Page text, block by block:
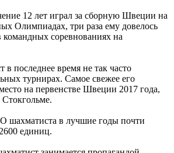
12 лет играл за сборную Швеции на
Олимпиадах, три раза ему довелось
командных соревнованиях на
последнее время не так часто
турнирах. Самое свежее его
на первенстве Швеции 2017 года,
Стокгольме.
шахматиста в лучшие годы почти
единиц.